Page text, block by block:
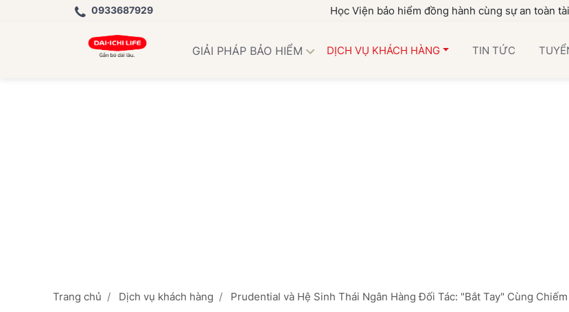
0933687929 Học Viện bảo hiểm đồng hành cùng sự an toàn tài chính
GIẢI PHÁP BẢO HIỂM DỊCH VỤ KHÁCH HÀNG TIN TỨC
Trang chủ Dịch vụ khách hàng Prudential và Hệ Sinh Thái Ngân Hàng Đối Tác: "Bắt Tay" Cùng